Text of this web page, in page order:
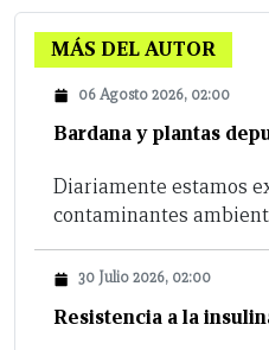
MÁS DEL AUTOR
06 Agosto 2026, 02:00
Bardana y plantas
Diariamente estamos
contaminantes
30 Julio 2026, 02:00
Resistencia a la